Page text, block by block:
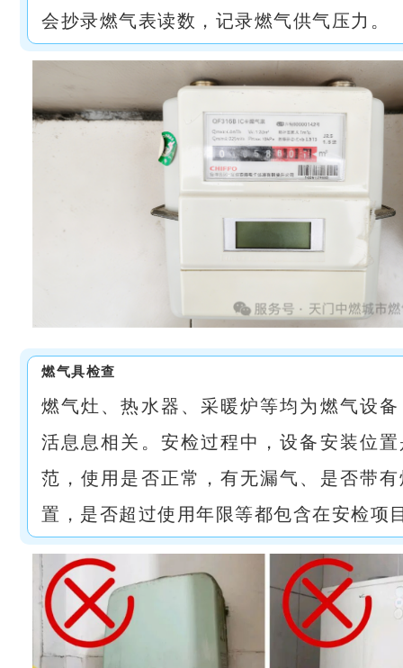
会抄录燃气表读数，记录燃气供气压力。
燃气具检查
燃气灶、热水器、采暖炉等均为燃气设
活息息相关。安检过程中，设备安装位
范，使用是否正常，有无漏气、是否带
置，是否超过使用年限等都包含在安检项